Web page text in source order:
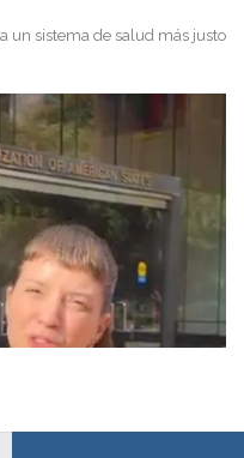
un sistema de salud más justo